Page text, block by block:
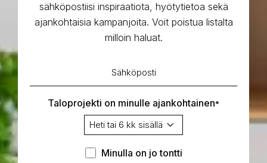
sähköpostiisi inspiraatiota, hyötytietoa sekä
ajankohtaisia kampanjoita. Voit poistua listalta
milloin haluat.
Sähköposti
Taloprojekti on minulle ajankohtainen*
Minulla
Minulla on jo tontti